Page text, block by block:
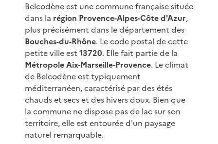
Belcodène est une commune française située
dans la région Provence-Alpes-Côte d'Azur,
plus précisément dans le département des
Bouches-du-Rhône. Le code postal de cette
petite ville est 13720. Elle fait partie de la
Métropole Aix-Marseille-Provence. Le climat
de Belcodène est typiquement
méditerranéen, caractérisé par des étés
chauds et secs et des hivers doux. Bien que
la commune ne dispose pas de lac sur son
territoire, elle est entourée d'un paysage
naturel remarquable.